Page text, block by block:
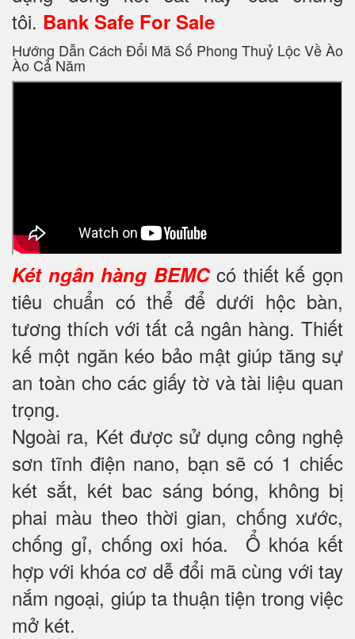
tôi. Bank Safe For Sale
Hướng Dẫn Cách Đổi Mã Số Phong Thuỷ Lộc Về Ào
Ào Cả Năm
Két ngân hàng BEMC có thiết kế gọn
tiêu chuẩn có thể để dưới hộc bàn,
tương thích với tất cả ngân hàng. Thiết
kế một ngăn kéo bảo mật giúp tăng sự
an toàn cho các giấy tờ và tài liệu quan
trọng.
Ngoài ra, Két được sử dụng công nghệ
sơn tĩnh điện nano, bạn sẽ có 1 chiếc
két sắt, két bac sáng bóng, không bị
phai màu theo thời gian, chống xước,
chống gỉ, chống oxi hóa. Ổ khóa kết
hợp với khóa cơ dễ đổi mã cùng với tay
nắm ngoại, giúp ta thuận tiện trong việc
mở két.